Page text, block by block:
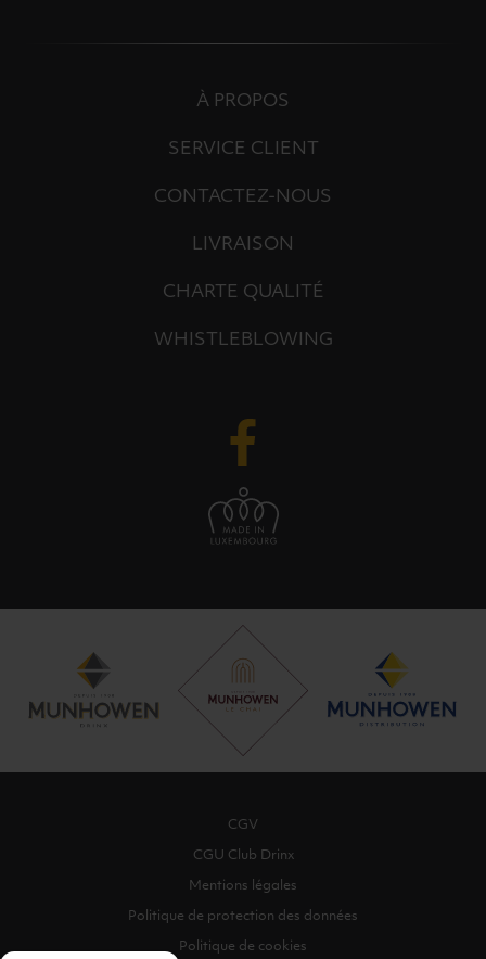
À PROPOS
SERVICE CLIENT
CONTACTEZ-NOUS
LIVRAISON
CHARTE QUALITÉ
WHISTLEBLOWING
CGV
CGU Club Drinx
Mentions légales
Politique de protection des données
Politique de cookies